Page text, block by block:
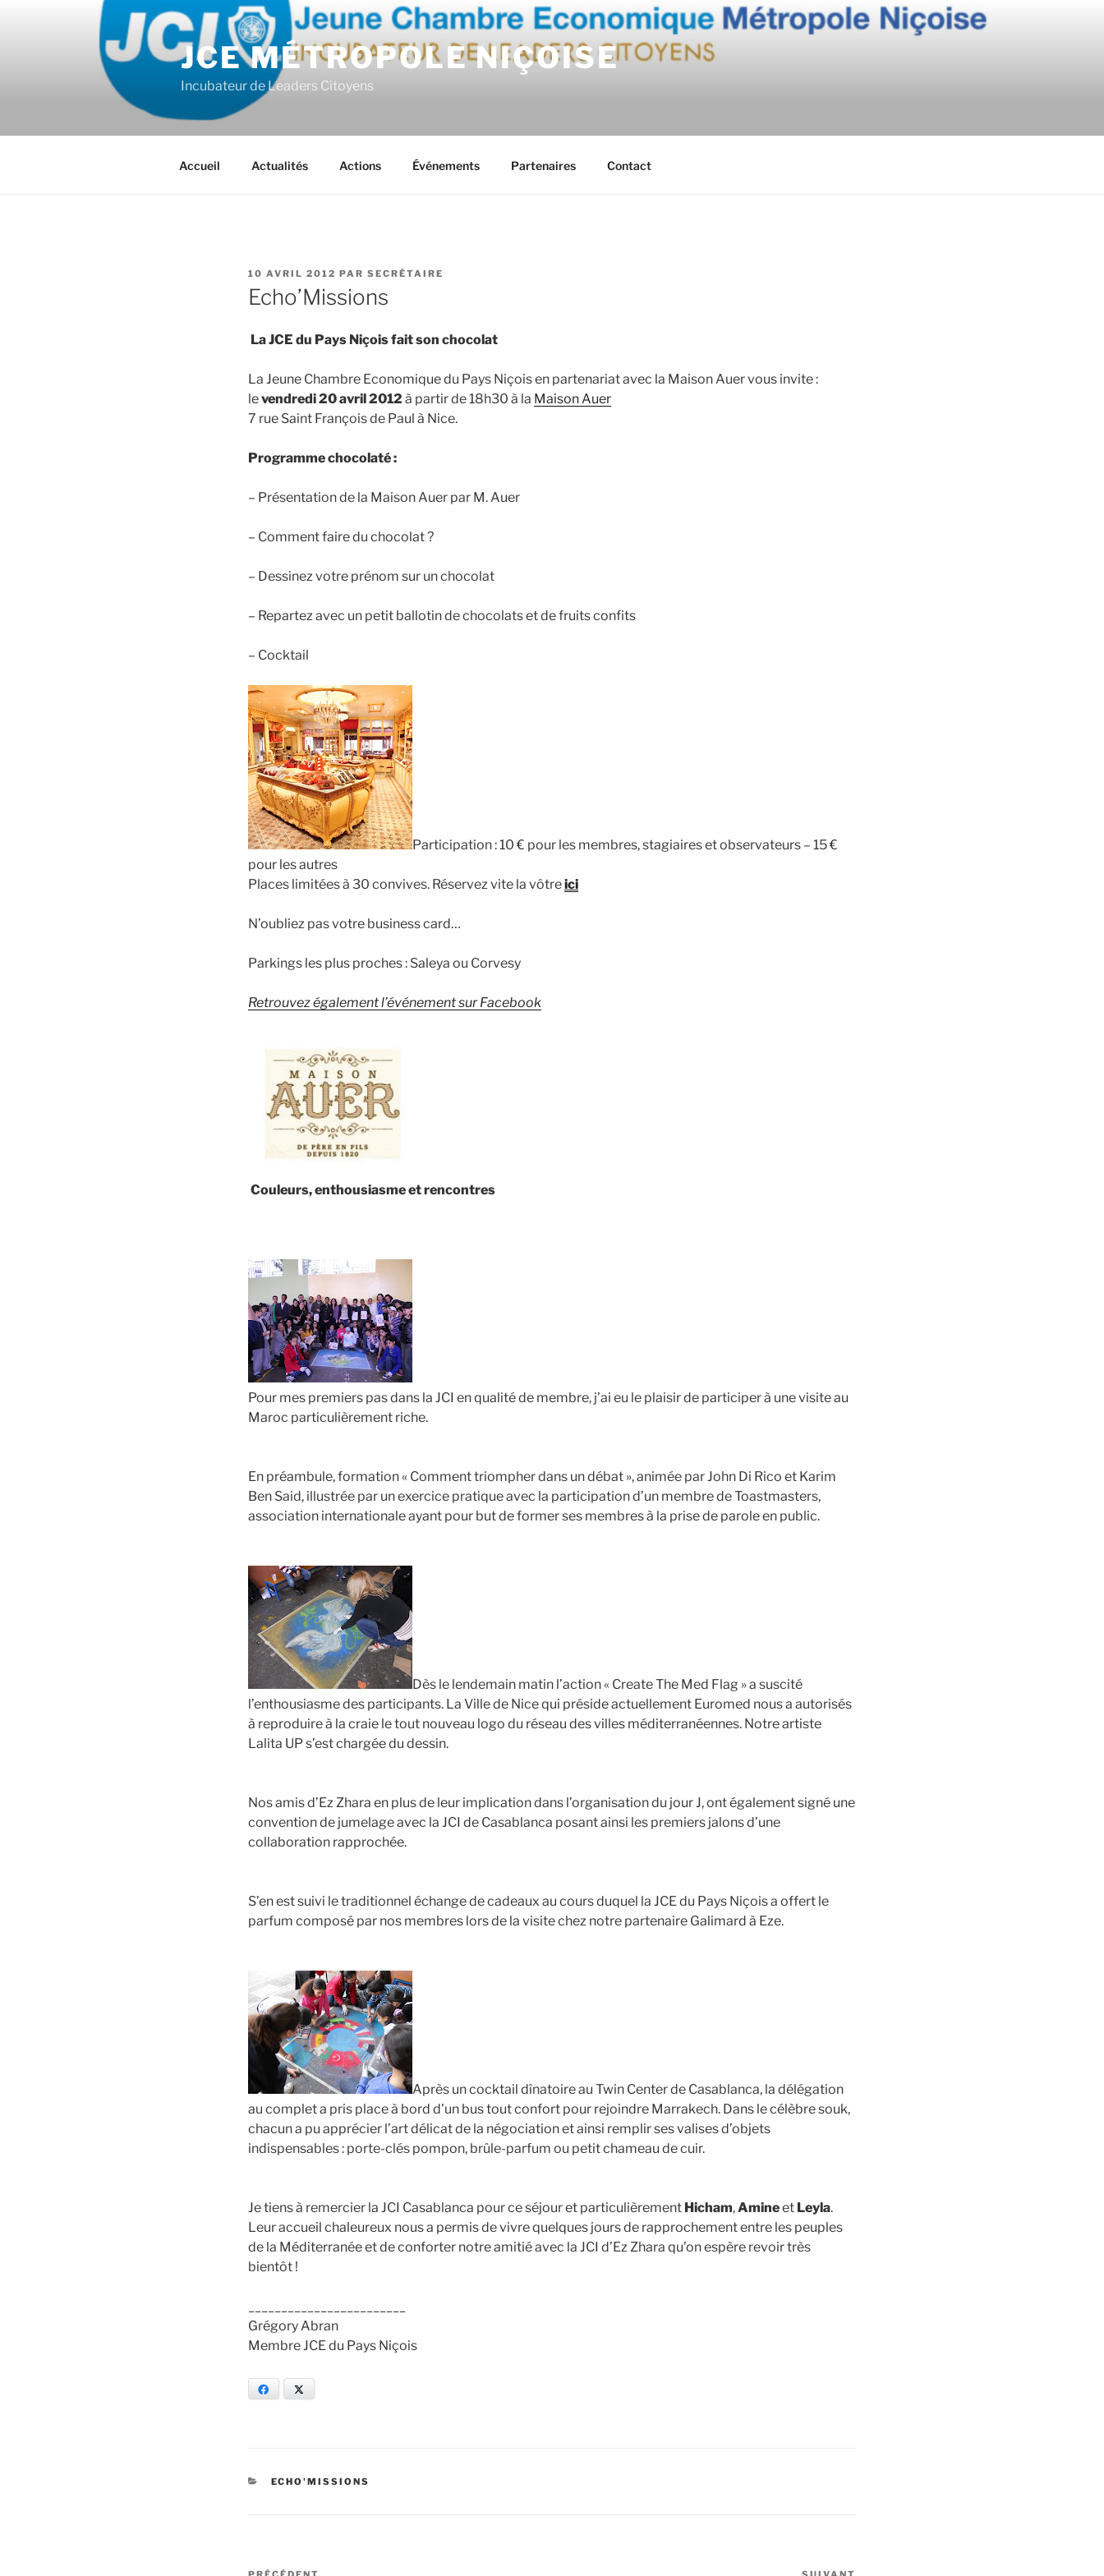
JCE MÉTROPOLE NIÇOISE
Incubateur de Leaders Citoyens
Accueil Actualités Actions Événements Partenaires Contact
PUBLIÉ
LE
10 AVRIL 2012 PAR SECRÉTAIRE
Echo’Missions
La JCE du Pays Niçois fait son chocolat
La Jeune Chambre Economique du Pays Niçois en partenariat avec la Maison Auer vous invite :
levendredi 20 avril 2012 à partir de 18h30 à la Maison Auer
7 rue Saint François de Paul à Nice.
Programme chocolaté :
– Présentation de la Maison Auer par M. Auer
– Comment faire du chocolat ?
– Dessinez votre prénom sur un chocolat
– Repartez avec un petit ballotin de chocolats et de fruits confits
– Cocktail
Participation : 10 € pour les membres, stagiaires et observateurs – 15 €
pour les autres
Places limitées à 30 convives. Réservez vite la vôtreici
N’oubliez pas votre business card…
Parkings les plus proches : Saleya ou Corvesy
Retrouvez également l’événement sur Facebook
Couleurs, enthousiasme et rencontres
Pour mes premiers pas dans la JCI en qualité de membre, j’ai eu le plaisir de participer à une visite au
Maroc particulièrement riche.
En préambule, formation « Comment triompher dans un débat », animée par John Di Rico et Karim
Ben Said, illustrée par un exercice pratique avec la participation d’un membre de Toastmasters,
association internationale ayant pour but de former ses membres à la prise de parole en public.
Dès le lendemain matin l’action « Create The Med Flag » a suscité
l’enthousiasme des participants. La Ville de Nice qui préside actuellement Euromed nous a autorisés
à reproduire à la craie le tout nouveau logo du réseau des villes méditerranéennes. Notre artiste
Lalita UP s’est chargée du dessin.
Nos amis d’Ez Zhara en plus de leur implication dans l’organisation du jour J, ont également signé une
convention de jumelage avec la JCI de Casablanca posant ainsi les premiers jalons d’une
collaboration rapprochée.
S’en est suivi le traditionnel échange de cadeaux au cours duquel la JCE du Pays Niçois a offert le
parfum composé par nos membres lors de la visite chez notre partenaire Galimard à Eze.
Après un cocktail dînatoire au Twin Center de Casablanca, la délégation
au complet a pris place à bord d’un bus tout confort pour rejoindre Marrakech. Dans le célèbre souk,
chacun a pu apprécier l’art délicat de la négociation et ainsi remplir ses valises d’objets
indispensables : porte-clés pompon, brûle-parfum ou petit chameau de cuir.
Je tiens à remercier la JCI Casablanca pour ce séjour et particulièrement Hicham,Amineet Leyla.
Leur accueil chaleureux nous a permis de vivre quelques jours de rapprochement entre les peuples
de la Méditerranée et de conforter notre amitié avec la JCI d’Ez Zhara qu’on espère revoir très
bientôt !
Grégory Abran
Membre JCE du Pays Niçois
Facebook
CATÉGORIES
ECHO'MISSIONS
Navigation